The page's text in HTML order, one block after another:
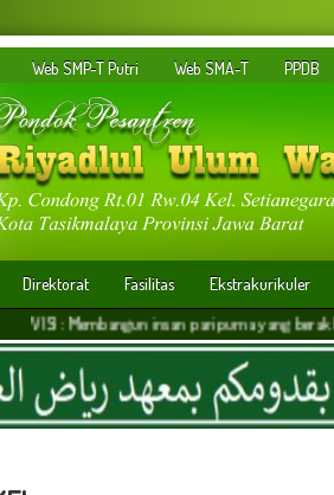
Web SMP-T Putri Web SMA-T PPDB
Direktorat Fasilitas
Ekstrakurikuler
: Membangun insan paripurna yang berakhlakul